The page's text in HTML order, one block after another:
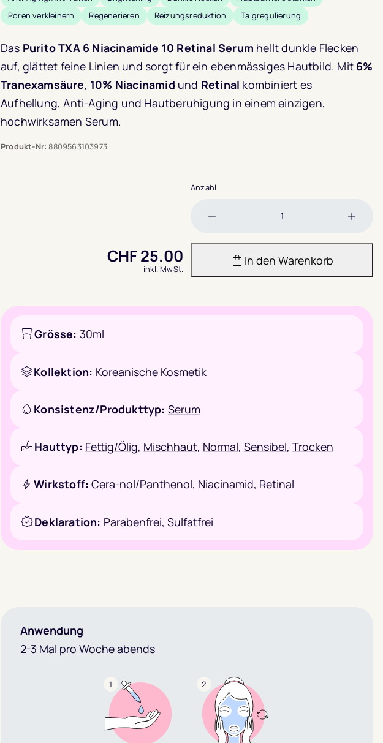
von 5,
auf1
Kundenbewertung
Poren verkleinern
Regenerieren Reizungsreduktion Talgregulierung
Das Purito TXA 6 Niacinamide 10 Retinal Serum hellt dunkle Flecken
auf, glättet feine Linien und sorgt für ein ebenmässiges Hautbild. Mit 6%
Tranexamsäure, 10% Niacinamid und Retinal kombiniert es
Aufhellung, Anti-Aging und Hautberuhigung in einem einzigen,
hochwirksamen Serum.
Produkt-Nr: 8809563103973
Anzahl
verringern
CHF25.00
inkl. MwSt.
In den Warenkorb
Grösse: 30ml
Kollektion: Koreanische Kosmetik
Konsistenz/Produkttyp: Serum
Hauttyp: Fettig/Ölig, Mischhaut, Normal,Sensibel,Trocken
Wirkstoff:Cera-nol/Panthenol, Niacinamid, Retinal
Deklaration: Parabenfrei, Sulfatfrei
Anwendung
2-3 Mal pro Woche abends
1 2